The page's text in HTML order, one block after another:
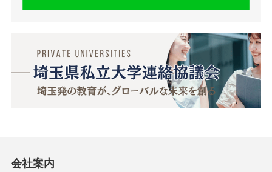
会社案内